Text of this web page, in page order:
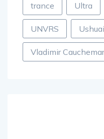
trance Ultra
UNVRS
Vladimir Cauchemar